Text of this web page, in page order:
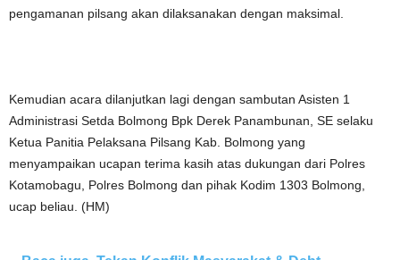
pengamanan pilsang akan dilaksanakan dengan maksimal.
Kemudian acara dilanjutkan lagi dengan sambutan Asisten 1
Administrasi Setda Bolmong Bpk Derek Panambunan, SE selaku
Ketua Panitia Pelaksana Pilsang Kab. Bolmong yang
menyampaikan ucapan terima kasih atas dukungan dari Polres
Kotamobagu, Polres Bolmong dan pihak Kodim 1303 Bolmong,
ucap beliau. (HM)